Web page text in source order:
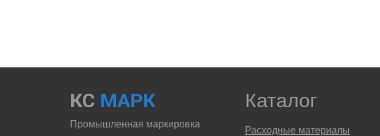
КС МАРК
Промышленная маркировка
Каталог
Расходные материалы